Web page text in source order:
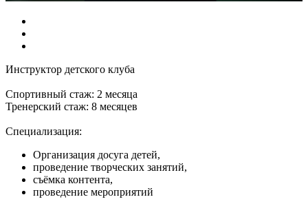
Инструктор детского клуба
Спортивный стаж: 2 месяца
Тренерский стаж: 8 месяцев
Специализация:
Организация досуга детей,
проведение творческих занятий,
съёмка контента,
проведение мероприятий